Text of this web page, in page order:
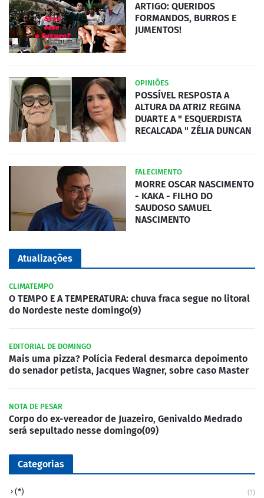
ARTIGO: QUERIDOS
FORMANDOS, BURROS E
JUMENTOS!
OPINIÕES
POSSÍVEL RESPOSTA A
ALTURA DA ATRIZ REGINA
DUARTE A " ESQUERDISTA
RECALCADA " ZÉLIA DUNCAN
FALECIMENTO
MORRE OSCAR NASCIMENTO
- KAKA - FILHO DO
SAUDOSO SAMUEL
NASCIMENTO
Atualizações
CLIMATEMPO
O TEMPO E A TEMPERATURA: chuva fraca segue no litoral
do Nordeste neste domingo(9)
EDITORIAL DE DOMINGO
Mais uma pizza? Polícia Federal desmarca depoimento
do senador petista, Jacques Wagner, sobre caso Master
NOTA DE PESAR
Corpo do ex-vereador de Juazeiro, Genivaldo Medrado
será sepultado nesse domingo(09)
Categorias
(*) (1)